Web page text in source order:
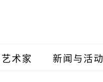
术家 新闻与活动